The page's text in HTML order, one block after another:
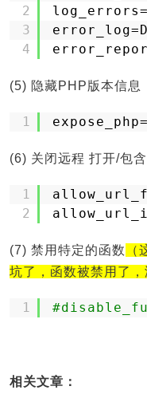
2
3
4
(5) 隐藏PHP版本信息
1
(6) 关闭远程 打开/包
1
2
(7) 禁用特定的函数
坑了，函数被禁用了，
1
相关文章：